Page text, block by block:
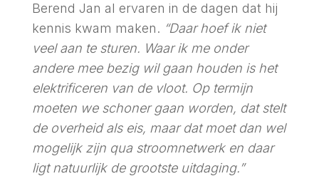
Berend Jan al ervaren in de dagen dat hij
kennis kwam maken. “Daar hoef ik niet
veel aan te sturen. Waar ik me onder
andere mee bezig wil gaan houden is het
elektrificeren van de vloot. Op termijn
moeten we schoner gaan worden, dat stelt
de overheid als eis, maar dat moet dan wel
mogelijk zijn qua stroomnetwerk en daar
ligt natuurlijk de grootste uitdaging.”